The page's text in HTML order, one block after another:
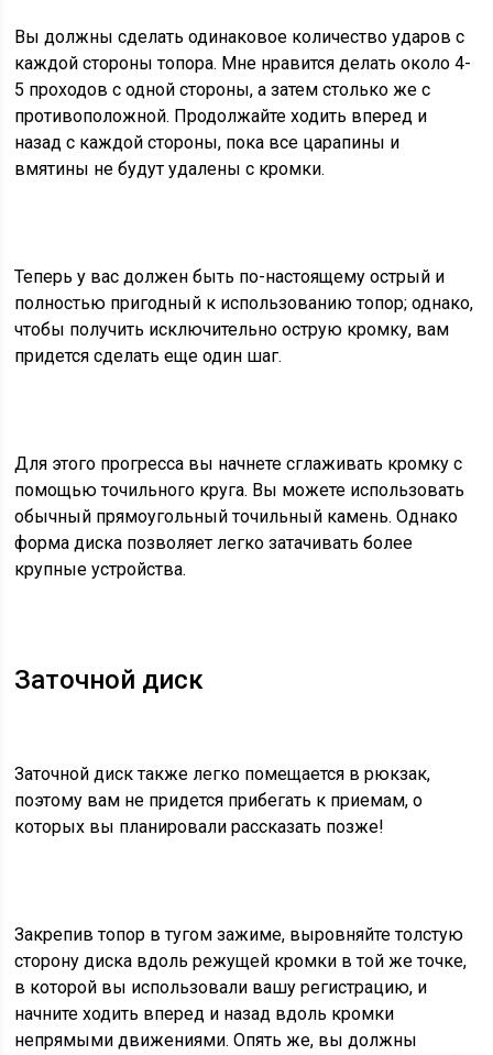
Вы должны сделать одинаковое количество ударов с
каждой стороны топора. Мне нравится делать около 4-
5 проходов с одной стороны, а затем столько же с
противоположной. Продолжайте ходить вперед и
назад с каждой стороны, пока все царапины и
вмятины не будут удалены с кромки.
Теперь у вас должен быть по-настоящему острый и
полностью пригодный к использованию топор; однако,
чтобы получить исключительно острую кромку, вам
придется сделать еще один шаг.
Для этого прогресса вы начнете сглаживать кромку с
помощью точильного круга. Вы можете использовать
обычный прямоугольный точильный камень. Однако
форма диска позволяет легко затачивать более
крупные устройства.
Заточной диск
Заточной диск также легко помещается в рюкзак,
поэтому вам не придется прибегать к приемам, о
которых вы планировали рассказать позже!
Закрепив топор в тугом зажиме, выровняйте толстую
сторону диска вдоль режущей кромки в той же точке,
в которой вы использовали вашу регистрацию, и
начните ходить вперед и назад вдоль кромки
непрямыми движениями. Опять же, вы должны